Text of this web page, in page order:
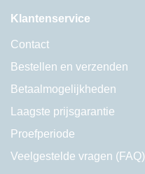
Klantenservice
Contact
Bestellen en verzenden
Betaalmogelijkheden
Laagste prijsgarantie
Proefperiode
Veelgestelde vragen (FAQ)